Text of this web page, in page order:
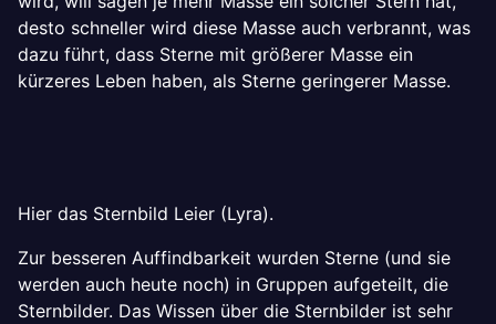
desto schneller wird diese Masse auch verbrannt, was
dazu führt, dass Sterne mit größerer Masse ein
kürzeres Leben haben, als Sterne geringerer Masse.
Hier das Sternbild Leier (Lyra).
Zur besseren Auffindbarkeit wurden Sterne (und sie
werden auch heute noch) in Gruppen aufgeteilt, die
Sternbilder. Das Wissen über die Sternbilder ist sehr